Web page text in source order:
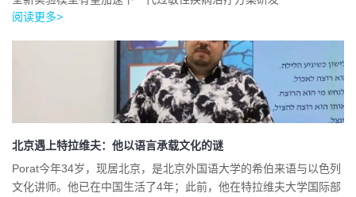
阅读更多>
北京遇上特拉维夫：他以语言承载文化的谜
Porat今年34岁，现居北京，是北京外国语大学的希伯来语与以色列
文化讲师。他已在中国生活了4年；此前，他在特拉维夫大学国际部